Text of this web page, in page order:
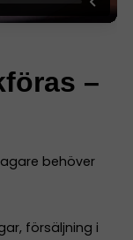
–
behöver
försäljning i